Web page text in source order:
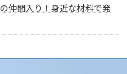
仲間入り！身近な材料で発